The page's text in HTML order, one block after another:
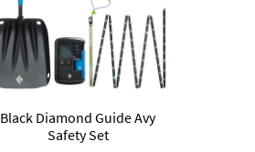
Black Diamond Guide Avy
Safety Set